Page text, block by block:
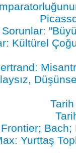
Kültürel
Yurttaş